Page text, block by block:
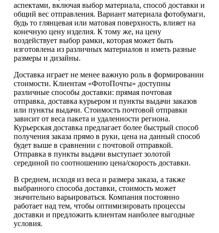
аспектами, включая выбор материала, способ доставки и
общий вес отправления. Вариант материала фотобумаги,
будь то глянцевая или матовая поверхность, влияет на
конечную цену изделия. К тому же, на цену
воздействует выбор рамки, которая может быть
изготовлена из различных материалов и иметь разные
размеры и дизайны.
Доставка играет не менее важную роль в формировании
стоимости. Клиентам «ФотоПочты» доступны
различные способы доставки: прямая почтовая
отправка, доставка курьером и пункты выдачи заказов
или пункты выдачи. Стоимость почтовой отправки
зависит от веса пакета и удаленности региона.
Курьерская доставка предлагает более быстрый способ
получения заказа прямо в руки, цена на данный способ
будет выше в сравнении с почтовой отправкой.
Отправка в пункты выдачи выступает золотой
серединой по соотношению цена/скорость доставки.
В среднем, исходя из веса и размера заказа, а также
выбранного способа доставки, стоимость может
значительно варьироваться. Компания постоянно
работает над тем, чтобы оптимизировать процессы
доставки и предложить клиентам наиболее выгодные
условия.